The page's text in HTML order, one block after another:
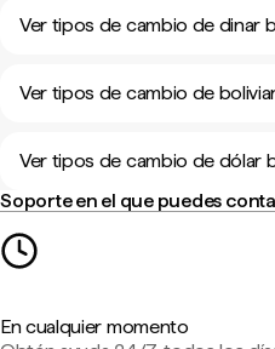
Ver tipos de cambio de dinar
Ver tipos de cambio de
Ver tipos de cambio de dólar
Soporte en el que puedes
En cualquier momento